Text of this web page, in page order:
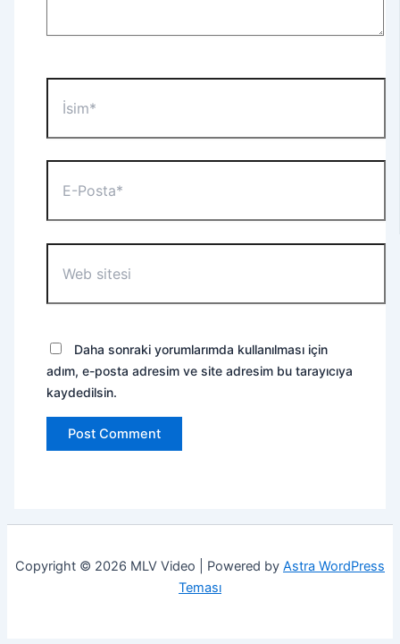
Posta*
sitesi
Daha sonraki yorumlarımda kullanılması için
adım, e-posta adresim ve site adresim bu tarayıcıya
kaydedilsin.
Copyright © 2026 MLV Video | Powered by Astra WordPress
Teması